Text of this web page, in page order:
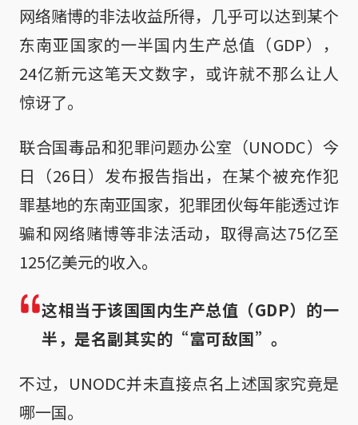
网络赌博的非法收益所得，几乎可以达到某个
东南亚国家的一半国内生产总值（GDP），
24亿新元这笔天文数字，或许就不那么让人
惊讶了。
联合国毒品和犯罪问题办公室（UNODC）今
日（26日）发布报告指出，在某个被充作犯
罪基地的东南亚国家，犯罪团伙每年能透过诈
骗和网络赌博等非法活动，取得高达75亿至
125亿美元的收入。
这相当于该国国内生产总值（GDP）的一
半，是名副其实的“富可敌国”。
不过，UNODC并未直接点名上述国家究竟是
哪一国。